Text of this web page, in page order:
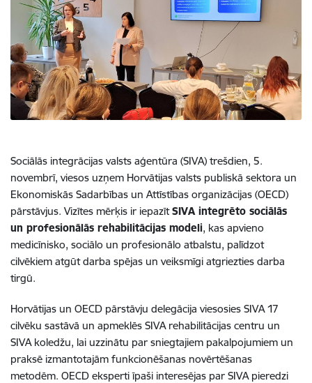
Sociālās integrācijas valsts aģentūra (SIVA) trešdien, 5.
novembrī, viesos uzņem Horvātijas valsts publiskā sektora un
Ekonomiskās Sadarbības un Attīstības organizācijas (OECD)
pārstāvjus. Vizītes mērķis ir iepazītSIVA integrēto sociālās
un profesionālās rehabilitācijas modeli, kas apvieno
medicīnisko, sociālo un profesionālo atbalstu, palīdzot
cilvēkiem atgūt darba spējas un veiksmīgi atgriezties darba
tirgū.
Horvātijas un OECD pārstāvju delegācija viesosies SIVA 17
cilvēku sastāvā un apmeklēs SIVA rehabilitācijas centru un
SIVA koledžu, lai uzzinātu par sniegtajiem pakalpojumiem un
praksē izmantotajām funkcionēšanas novērtēšanas
metodēm. OECD eksperti īpaši interesējas par SIVA pieredzi